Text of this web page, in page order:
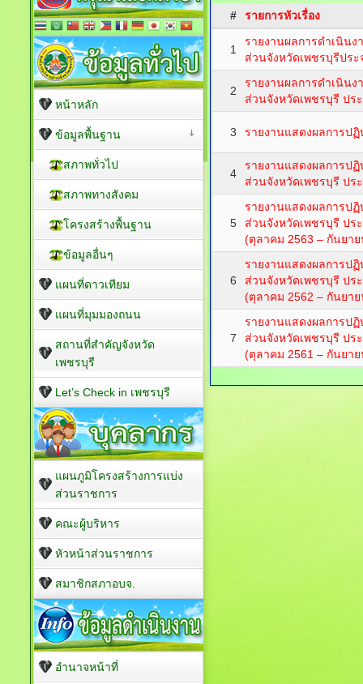
# รายการหัวเรื่อง
1
รายงานผลการดำเนินง
ส่วนจังหวัดเพชรบุรีปร
2
รายงานผลการดำเนินง
ส่วนจังหวัดเพชรบุรี ปร
3 รายงานแสดงผลการป
4
รายงานแสดงผลการป
ส่วนจังหวัดเพชรบุรี ปร
5
รายงานแสดงผลการป
ส่วนจังหวัดเพชรบุรี ปร
(ตุลาคม 2563 – กันยา
6
รายงานแสดงผลการป
ส่วนจังหวัดเพชรบุรี ปร
(ตุลาคม 2562 – กันยา
7
รายงานแสดงผลการป
ส่วนจังหวัดเพชรบุรี ปร
(ตุลาคม 2561 – กันยา
หน้าหลัก
ข้อมูลพื้นฐาน
สภาพทั่วไป
สภาพทางสังคม
โครงสร้างพื้นฐาน
ข้อมูลอื่นๆ
แผนที่ดาวเทียม
แผนที่มุมมองถนน
สถานที่สำคัญจังหวัด
เพชรบุรี
Let’s Check in เพชรบุรี
แผนภูมิโครงสร้างการแบ่ง
ส่วนราชการ
คณะผู้บริหาร
หัวหน้าส่วนราชการ
สมาชิกสภาอบจ.
อำนาจหน้าที่